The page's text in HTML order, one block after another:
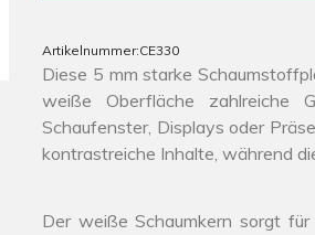
Artikelnummer:CE330
Diese 5 mm starke
weiße Oberfläche zahlreiche
Schaufenster, Displays oder
kontrastreiche Inhalte, während
Der weiße Schaumkern sorgt